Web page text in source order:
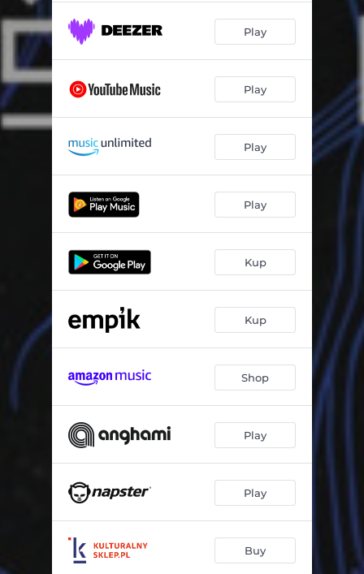
Muszę mieć 05:32
02:49
Play
Play
Play
Play
Kup
Kup
Shop
Play
Play
Buy